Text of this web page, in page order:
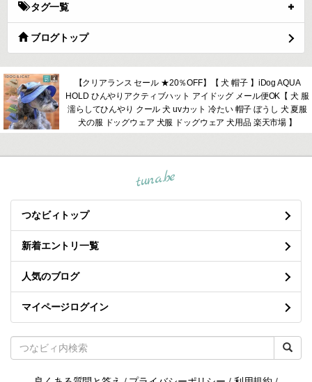
タグ一覧
ブログトップ
【クリアランス セール ★20％OFF】【 犬 帽子 】iDog AQUA
HOLD ひんやりアクティブハット アイドッグ メール便OK【 犬 服
濡らしてひんやり クール 犬 uvカット 冷たい 帽子 ぼうし 犬 夏服
犬の服 ドッグウェア 犬服 ドッグウェア 犬用品 楽天市場 】
tuna.be
つなビィトップ
新着エントリ一覧
人気のブログ
マイページログイン